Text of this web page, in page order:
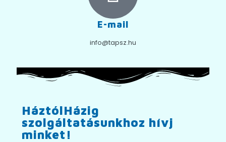
E-mail
info@tapsz.hu
HáztólHázig
szolgáltatásunkhoz hívj
minket!